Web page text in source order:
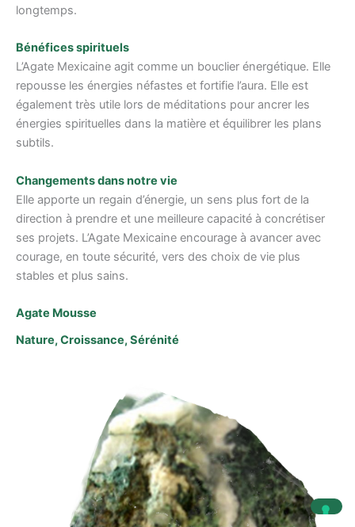
longtemps.
Bénéfices spirituels
L’Agate Mexicaine agit comme un bouclier énergétique. Elle
repousse les énergies néfastes et fortifie l’aura. Elle est
également très utile lors de méditations pour ancrer les
énergies spirituelles dans la matière et équilibrer les plans
subtils.
Changements dans notre vie
Elle apporte un regain d’énergie, un sens plus fort de la
direction à prendre et une meilleure capacité à concrétiser
ses projets. L’Agate Mexicaine encourage à avancer avec
courage, en toute sécurité, vers des choix de vie plus
stables et plus sains.
Agate Mousse
Nature, Croissance, Sérénité